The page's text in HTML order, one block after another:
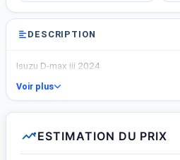
DESCRIPTION
Isuzu D-max iii 2024
Voir plus
ESTIMATION DU PRIX